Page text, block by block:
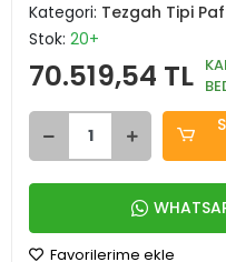
Kategori: Tezgah Tipi
Stok: 20+
70.519,54 TL
Favorilerime ekle